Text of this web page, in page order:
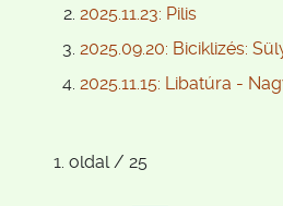
2025.11.23: Pilis
2025.09.20: Biciklizés:
2025.11.15: Libatúra -
1. oldal / 25